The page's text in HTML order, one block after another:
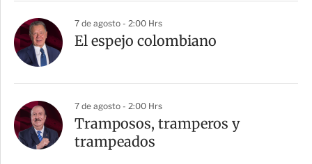
7 de agosto - 2:00 Hrs
El espejo colombiano
7 de agosto - 2:00 Hrs
Tramposos, tramperos y
trampeados